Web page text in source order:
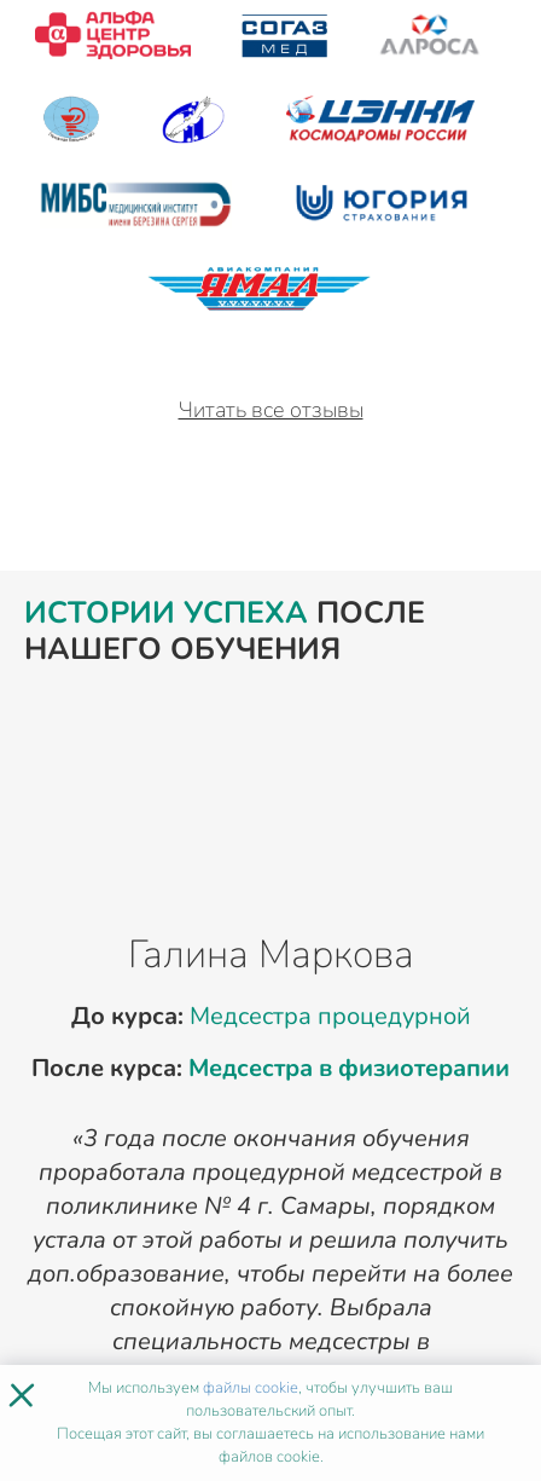
Читать все отзывы
ИСТОРИИ УСПЕХА ПОСЛЕ
НАШЕГО ОБУЧЕНИЯ
Галина Маркова
До курса: Медсестра процедурной
После курса: Медсестра в физиотерапии
«3 года после окончания обучения
проработала процедурной медсестрой в
поликлинике № 4 г. Самары, порядком
устала от этой работы и решила получить
доп.образование, чтобы перейти на более
спокойную работу. Выбрала
специальность медсестры в
физиотерапии. То, что, надо! Сейчас у
меня работа без биологических
жидкостей, детского плача и других
× Мы используемфайлы cookie, чтобы улучшить ваш
пользовательский опыт.
Посещая этот сайт, вы соглашаетесь на использование нами
файлов cookie.